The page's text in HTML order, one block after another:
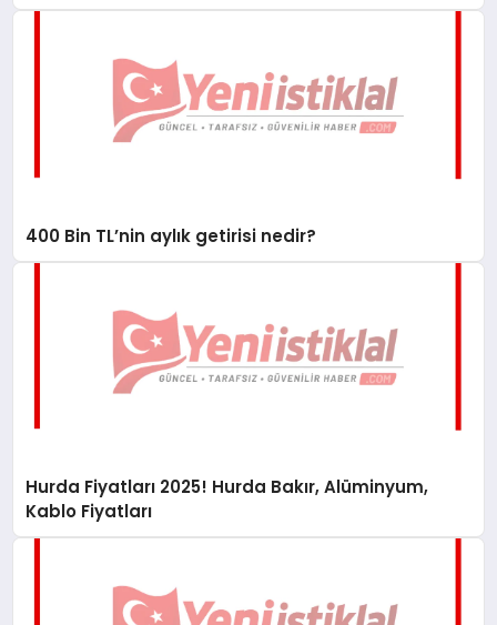
400 Bin TL’nin aylık getirisi nedir?
Hurda Fiyatları 2025! Hurda Bakır, Alüminyum,
Kablo Fiyatları